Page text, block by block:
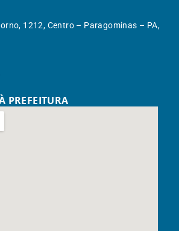
1212, Centro – Paragominas – PA,
PREFEITURA